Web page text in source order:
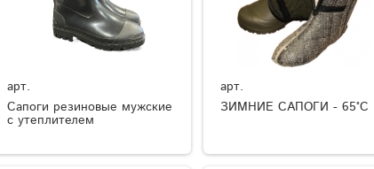
арт.
Сапоги резиновые мужские
с утеплителем
арт.
ЗИМНИЕ САПОГИ - 65°C